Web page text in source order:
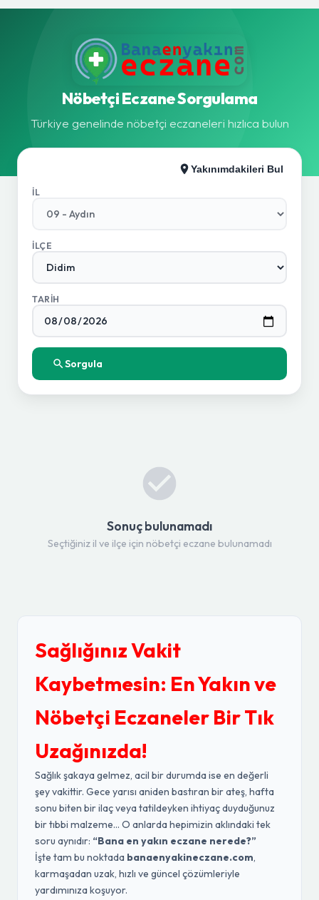
Nöbetçi Eczane Sorgulama
Türkiye genelinde nöbetçi eczaneleri hızlıca bulun
Yakınımdakileri Bul
İL
İLÇE
TARIH
Sorgula
Sonuç bulunamadı
Seçtiğiniz il ve ilçe için nöbetçi eczane bulunamadı
Sağlığınız Vakit
Kaybetmesin: En Yakın ve
Nöbetçi Eczaneler Bir Tık
Uzağınızda!
Sağlık şakaya gelmez, acil bir durumda ise en değerli
şey vakittir. Gece yarısı aniden bastıran bir ateş, hafta
sonu biten bir ilaç veya tatildeyken ihtiyaç duyduğunuz
bir tıbbi malzeme... O anlarda hepimizin aklındaki tek
soru aynıdır: “Bana en yakın eczane nerede?”
İşte tam bu noktada banaenyakineczane.com,
karmaşadan uzak, hızlı ve güncel çözümleriyle
yardımınıza koşuyor.